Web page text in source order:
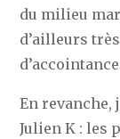
du milieu
d’ailleurs
En revanche,
Julien K : les